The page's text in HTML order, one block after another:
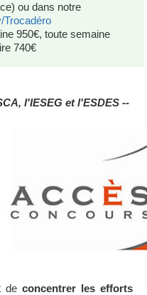
ou dans notre
Trocadéro
950€, toute semaine
740€
l'IESEG et l'ESDES --
de concentrer les efforts